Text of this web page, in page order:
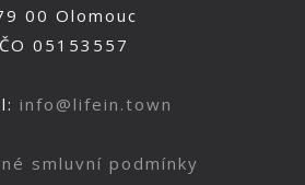
00 Olomouc
05153557
info@lifein.town
smluvní podmínky